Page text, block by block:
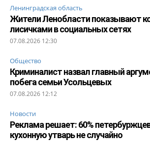
Ленинградская область
Жители Ленобласти показывают
лисичками в социальных сетях
07.08.2026 12:30
Общество
Криминалист назвал главный
побега семьи Усольцевых
07.08.2026 12:12
Новости
Реклама решает: 60%
кухонную утварь не случайно